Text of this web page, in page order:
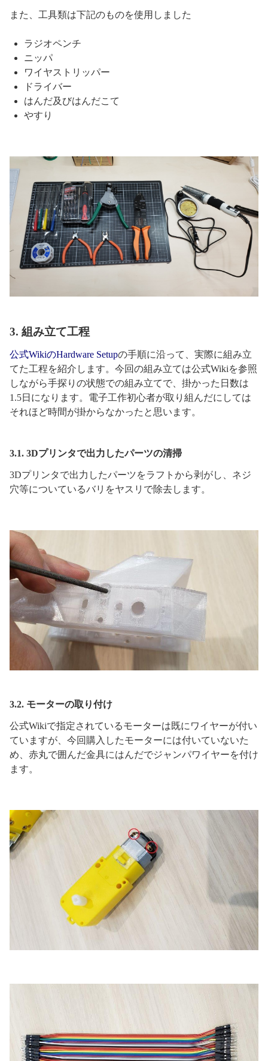
また、工具類は下記のものを使用しました
ラジオペンチ
ニッパ
ワイヤストリッパー
ドライバー
はんだ及びはんだこて
やすり
3. 組み立て工程
公式WikiのHardware Setupの手順に沿って、実際に組み立
てた工程を紹介します。今回の組み立ては公式Wikiを参照
しながら手探りの状態での組み立てで、掛かった日数は
1.5日になります。電子工作初心者が取り組んだにしては
それほど時間が掛からなかったと思います。
3.1. 3Dプリンタで出力したパーツの清掃
3Dプリンタで出力したパーツをラフトから剥がし、ネジ
穴等についているバリをヤスリで除去します。
3.2. モーターの取り付け
公式Wikiで指定されているモーターは既にワイヤーが付い
ていますが、今回購入したモーターには付いていないた
め、赤丸で囲んだ金具にはんだでジャンパワイヤーを付け
ます。